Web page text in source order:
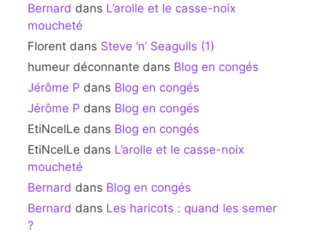
Bernard dans L’arolle et le casse-noix
moucheté
Florent dans Steve ‘n’ Seagulls (1)
humeur déconnante dans Blog en congés
Jérôme P dans Blog en congés
Jérôme P dans Blog en congés
EtiNcelLe dans Blog en congés
EtiNcelLe dans L’arolle et le casse-noix
moucheté
Bernard dans Blog en congés
Bernard dans Les haricots : quand les semer
?